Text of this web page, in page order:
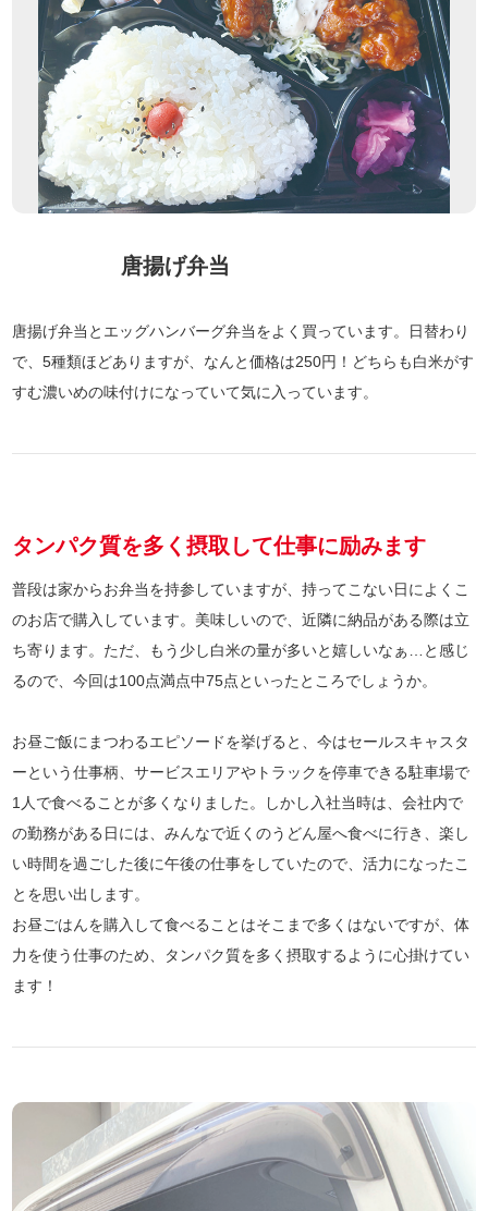
唐揚げ弁当
唐揚げ弁当とエッグハンバーグ弁当をよく買っています。日替わり
で、5種類ほどありますが、なんと価格は250円！どちらも白米がす
すむ濃いめの味付けになっていて気に入っています。
タンパク質を多く摂取して仕事に励みます
普段は家からお弁当を持参していますが、持ってこない日によくこ
のお店で購入しています。美味しいので、近隣に納品がある際は立
ち寄ります。ただ、もう少し白米の量が多いと嬉しいなぁ…と感じ
るので、今回は100点満点中75点といったところでしょうか。
お昼ご飯にまつわるエピソードを挙げると、今はセールスキャスタ
ーという仕事柄、サービスエリアやトラックを停車できる駐車場で
1人で食べることが多くなりました。しかし入社当時は、会社内で
の勤務がある日には、みんなで近くのうどん屋へ食べに行き、楽し
い時間を過ごした後に午後の仕事をしていたので、活力になったこ
とを思い出します。
お昼ごはんを購入して食べることはそこまで多くはないですが、体
力を使う仕事のため、タンパク質を多く摂取するように心掛けてい
ます！